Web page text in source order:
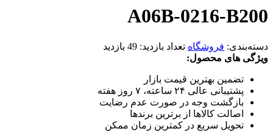
A06B-0216-B200
دسته‌بندی: فروشگاه تعداد بازدید: 49 بازدید
ویژگی های محصول:
تضمین بهترین قیمت بازار
پشتیبانی عالی ۲۴ ساعته، ۷ روز هفته
بازگشت وجه در صورت عدم رضایت
اصالت کالاها از برترین برندها
تحویل سریع در کمترین زمان ممکن